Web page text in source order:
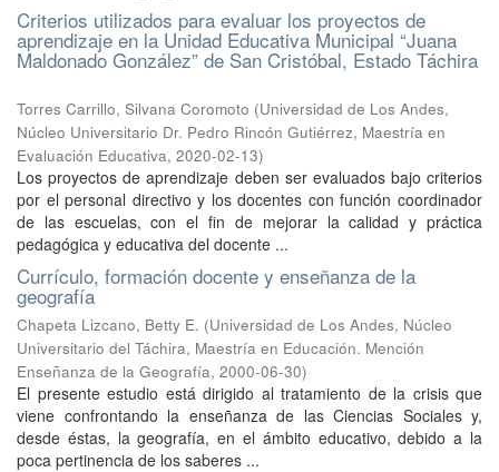
Criterios utilizados para evaluar los proyectos de
aprendizaje en la Unidad Educativa Municipal “Juana
Maldonado González” de San Cristóbal, Estado Táchira
Torres Carrillo, Silvana Coromoto (Universidad de Los Andes,
Núcleo Universitario Dr. Pedro Rincón Gutiérrez, Maestría en
Evaluación Educativa, 2020-02-13)
Los proyectos de aprendizaje deben ser evaluados bajo criterios
por el personal directivo y los docentes con función coordinador
de las escuelas, con el fin de mejorar la calidad y práctica
pedagógica y educativa del docente ...
Currículo, formación docente y enseñanza de la
geografía
Chapeta Lizcano, Betty E. (Universidad de Los Andes, Núcleo
Universitario del Táchira, Maestría en Educación. Mención
Enseñanza de la Geografía, 2000-06-30)
El presente estudio está dirigido al tratamiento de la crisis que
viene confrontando la enseñanza de las Ciencias Sociales y,
desde éstas, la geografía, en el ámbito educativo, debido a la
poca pertinencia de los saberes ...